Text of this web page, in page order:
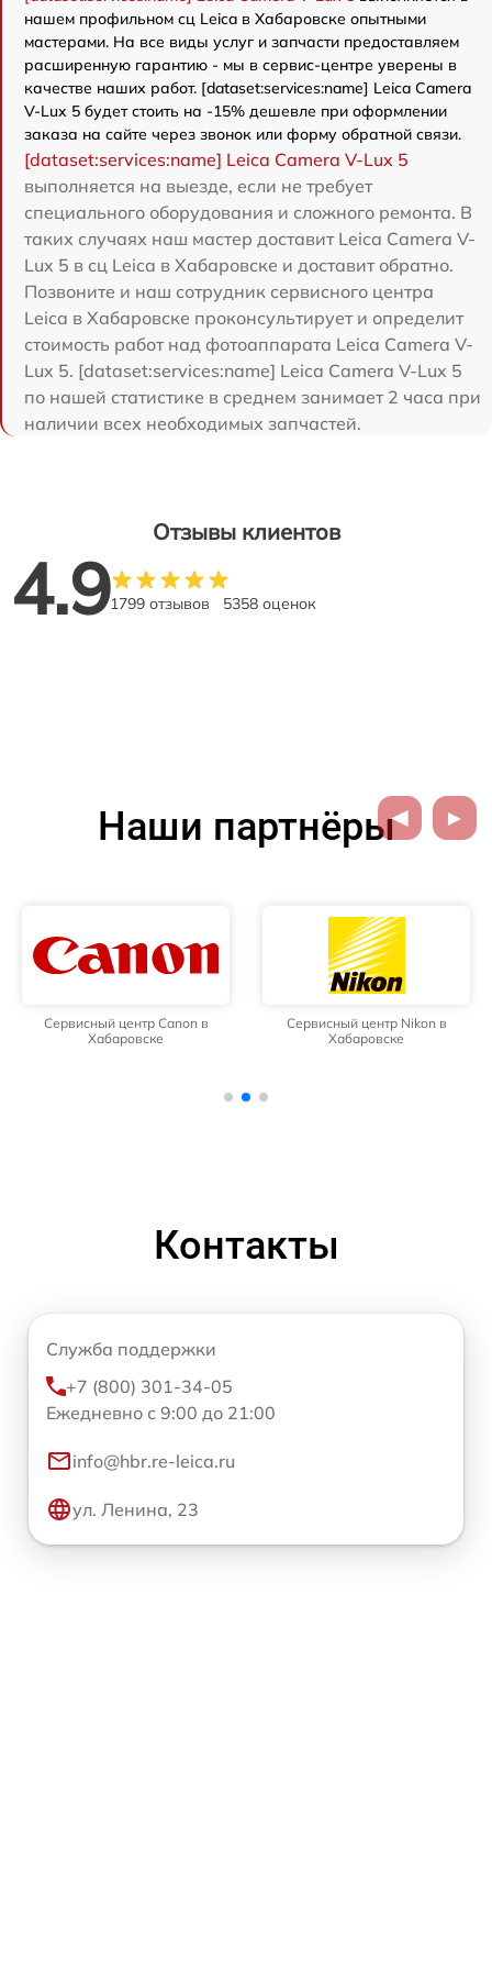
нашем профильном сц Leica в Хабаровске опытными
мастерами. На все виды услуг и запчасти предоставляем
расширенную гарантию - мы в сервис-центре уверены в
качестве наших работ. [dataset:services:name] Leica Camera
V-Lux 5 будет стоить на -15% дешевле при оформлении
заказа на сайте через звонок или форму обратной связи.
[dataset:services:name] Leica Camera V-Lux 5
выполняется на выезде, если не требует
специального оборудования и сложного ремонта. В
таких случаях наш мастер доставит Leica Camera V-
Lux 5 в сц Leica в Хабаровске и доставит обратно.
Позвоните и наш сотрудник сервисного центра
Leica в Хабаровске проконсультирует и определит
стоимость работ над фотоаппарата Leica Camera V-
Lux 5. [dataset:services:name] Leica Camera V-Lux 5
по нашей статистике в среднем занимает 2 часа при
наличии всех необходимых запчастей.
Отзывы клиентов
4.91799 отзывов 5358 оценок
Наши партнёры
Сервисный центр Canon в
Хабаровске
Сервисный центр Nikon в
Хабаровске
Контакты
Служба поддержки
+7 (800) 301-34-05
Ежедневно с 9:00 до 21:00
info@hbr.re-leica.ru
ул. Ленина, 23